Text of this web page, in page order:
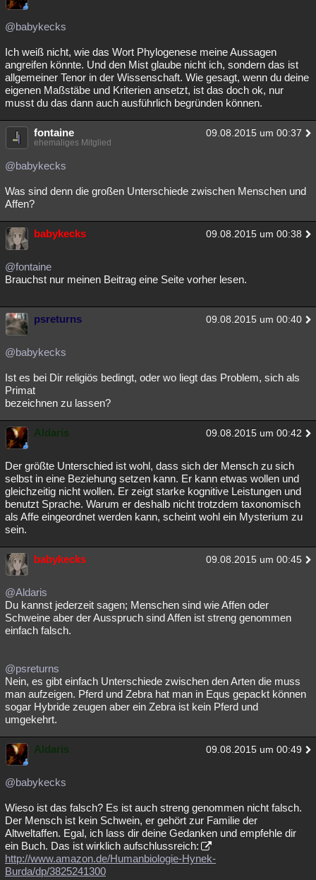
@babykecks
Ich weiß nicht, wie das Wort Phylogenese meine Aussagen
angreifen könnte. Und den Mist glaube nicht ich, sondern das ist
allgemeiner Tenor in der Wissenschaft. Wie gesagt, wenn du deine
eigenen Maßstäbe und Kriterien ansetzt, ist das doch ok, nur
musst du das dann auch ausführlich begründen können.
fontaine 09.08.2015 um 00:37
ehemaliges Mitglied
@babykecks
Was sind denn die großen Unterschiede zwischen Menschen und
Affen?
babykecks 09.08.2015 um 00:38
@fontaine
Brauchst nur meinen Beitrag eine Seite vorher lesen.
psreturns 09.08.2015 um 00:40
@babykecks
Ist es bei Dir religiös bedingt, oder wo liegt das Problem, sich als
Primat
bezeichnen zu lassen?
Aldaris 09.08.2015 um 00:42
Der größte Unterschied ist wohl, dass sich der Mensch zu sich
selbst in eine Beziehung setzen kann. Er kann etwas wollen und
gleichzeitig nicht wollen. Er zeigt starke kognitive Leistungen und
benutzt Sprache. Warum er deshalb nicht trotzdem taxonomisch
als Affe eingeordnet werden kann, scheint wohl ein Mysterium zu
sein.
babykecks 09.08.2015 um 00:45
@Aldaris
Du kannst jederzeit sagen; Menschen sind wie Affen oder
Schweine aber der Ausspruch sind Affen ist streng genommen
einfach falsch.
@psreturns
Nein, es gibt einfach Unterschiede zwischen den Arten die muss
man aufzeigen. Pferd und Zebra hat man in Equs gepackt können
sogar Hybride zeugen aber ein Zebra ist kein Pferd und
umgekehrt.
Aldaris 09.08.2015 um 00:49
@babykecks
Wieso ist das falsch? Es ist auch streng genommen nicht falsch.
Der Mensch ist kein Schwein, er gehört zur Familie der
Altweltaffen. Egal, ich lass dir deine Gedanken und empfehle dir
ein Buch. Das ist wirklich aufschlussreich:
http://www.amazon.de/Humanbiologie-Hynek-
Burda/dp/3825241300